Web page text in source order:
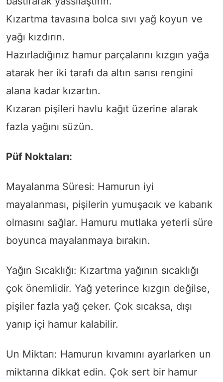
Kızartma tavasına bolca sıvı yağ koyun ve
yağı kızdırın.
Hazırladığınız hamur parçalarını kızgın yağa
atarak her iki tarafı da altın sarısı rengini
alana kadar kızartın.
Kızaran pişileri havlu kağıt üzerine alarak
fazla yağını süzün.
Püf Noktaları:
Mayalanma Süresi: Hamurun iyi
mayalanması, pişilerin yumuşacık ve kabarık
olmasını sağlar. Hamuru mutlaka yeterli süre
boyunca mayalanmaya bırakın.
Yağın Sıcaklığı: Kızartma yağının sıcaklığı
çok önemlidir. Yağ yeterince kızgın değilse,
pişiler fazla yağ çeker. Çok sıcaksa, dışı
yanıp içi hamur kalabilir.
Un Miktarı: Hamurun kıvamını ayarlarken un
miktarına dikkat edin. Çok sert bir hamur